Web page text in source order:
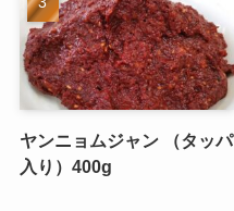
ヤンニョムジャン （タッパ
入り）400g